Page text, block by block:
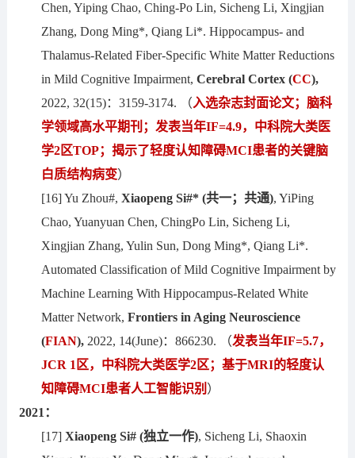
Chen, Yiping Chao, Ching-Po Lin, Sicheng Li, Xingjian
Zhang, Dong Ming*, Qiang Li*. Hippocampus- and
Thalamus-Related Fiber-Specific White Matter Reductions
in Mild Cognitive Impairment, Cerebral Cortex(CC),
2022, 32(15)：3159-3174. （入选杂志封面论文；脑科
学领域高水平期刊；发表当年IF=4.9，中科院大类医
学2区TOP；揭示了轻度认知障碍MCI患者的关键脑
白质结构病变）
[16] Yu Zhou#, Xiaopeng Si#* (共一；共通), YiPing
Chao, Yuanyuan Chen, ChingPo Lin, Sicheng Li,
Xingjian Zhang, Yulin Sun, Dong Ming*, Qiang Li*.
Automated Classification of Mild Cognitive Impairment by
Machine Learning With Hippocampus-Related White
Matter Network, Frontiers in Aging Neuroscience
(FIAN),2022, 14(June)：866230. （发表当年IF=5.7，
JCR 1区，中科院大类医学2区；基于MRI的轻度认
知障碍MCI患者人工智能识别 ）
2021 ：
[17] Xiaopeng Si#(独立一作), Sicheng Li, Shaoxin